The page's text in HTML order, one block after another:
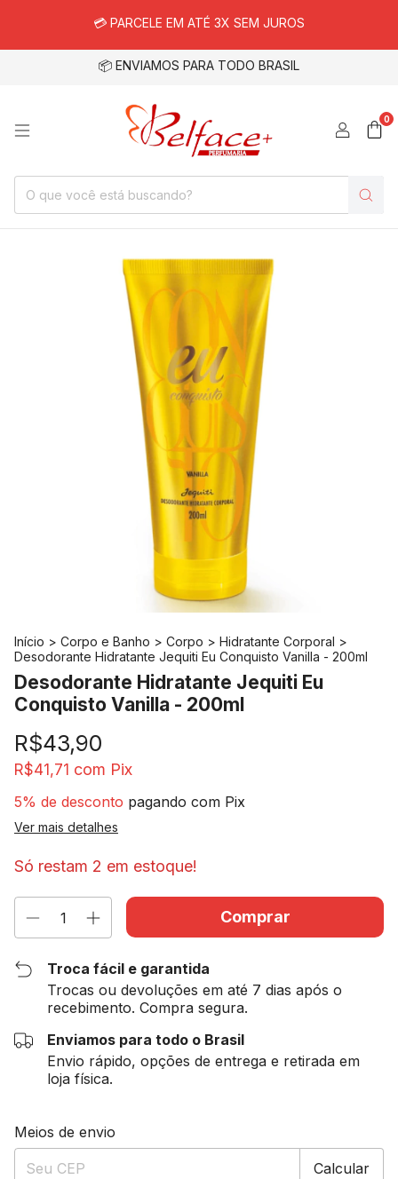
💳 PARCELE EM ATÉ 3X SEM JUROS
📦 ENVIAMOS PARA TODO BRASIL
0
Início > Corpo e Banho > Corpo > Hidratante Corporal >
Desodorante Hidratante Jequiti Eu Conquisto Vanilla - 200ml
Desodorante Hidratante Jequiti Eu
Conquisto Vanilla - 200ml
R$43,90
R$41,71 com Pix
5% de desconto pagando com Pix
Ver mais detalhes
Só restam 2 em estoque!
Troca fácil e garantida
Trocas ou devoluções em até 7 dias após o
recebimento. Compra segura.
Enviamos para todo o Brasil
Envio rápido, opções de entrega e retirada em
loja física.
Entregas para o CEP:
Meios de envio
Calcular